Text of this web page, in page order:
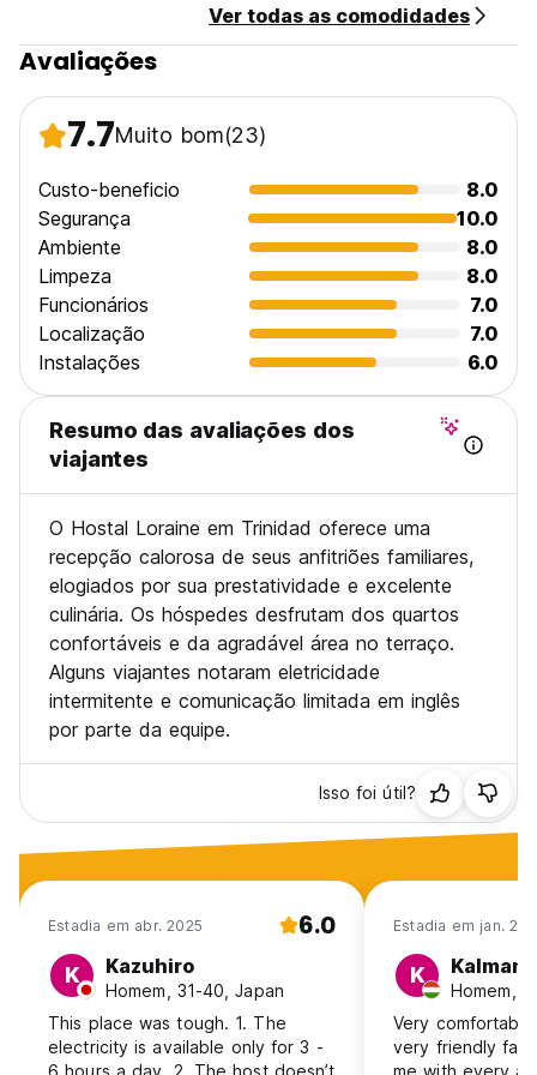
Sem condições especiais (Auto-translated from original
language)
Ver todas as comodidades
Avaliações
7.7Muito bom(23)
Custo-beneficio
8.0
Segurança
10.0
Ambiente
8.0
Limpeza
8.0
Funcionários
7.0
Localização
7.0
Instalações
6.0
Resumo das avaliações dos
viajantes
O Hostal Loraine em Trinidad oferece uma
recepção calorosa de seus anfitriões familiares,
elogiados por sua prestatividade e excelente
culinária. Os hóspedes desfrutam dos quartos
confortáveis e da agradável área no terraço.
Alguns viajantes notaram eletricidade
intermitente e comunicação limitada em inglês
por parte da equipe.
Isso foi útil?
Estadia em abr. 2025 6.0
K Kazuhiro
Homem, 31-40, Japan
This place was tough. 1. The
electricity is available only for 3 -
6 hours a day. 2. The host doesn’t
Estadia em jan.
K Kalman
Homem,
Very
very friendly
me with every